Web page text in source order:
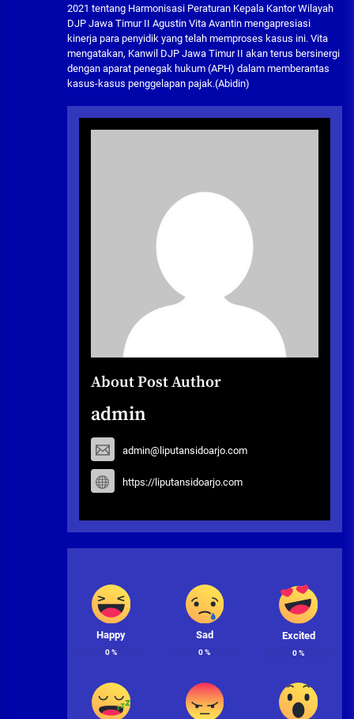
2021 tentang Harmonisasi Peraturan Kepala Kantor Wilayah
DJP Jawa Timur II Agustin Vita Avantin mengapresiasi
kinerja para penyidik yang telah memproses kasus ini. Vita
mengatakan, Kanwil DJP Jawa Timur II akan terus bersinergi
dengan aparat penegak hukum (APH) dalam memberantas
kasus-kasus penggelapan pajak.(Abidin)
About Post Author
admin
admin@liputansidoarjo.com
https://liputansidoarjo.com
Happy
0%
Sad
0%
Excited
0%